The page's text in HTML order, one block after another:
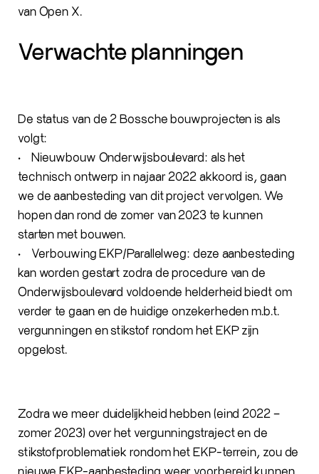
van Open X.
Verwachte planningen
De status van de 2 Bossche bouwprojecten is als
volgt:
• Nieuwbouw Onderwijsboulevard: als het
technisch ontwerp in najaar 2022 akkoord is, gaan
we de aanbesteding van dit project vervolgen. We
hopen dan rond de zomer van 2023 te kunnen
starten met bouwen.
• Verbouwing EKP/Parallelweg: deze aanbesteding
kan worden gestart zodra de procedure van de
Onderwijsboulevard voldoende helderheid biedt om
verder te gaan en de huidige onzekerheden m.b.t.
vergunningen en stikstof rondom het EKP zijn
opgelost.
Zodra we meer duidelijkheid hebben (eind 2022 –
zomer 2023) over het vergunningstraject en de
stikstofproblematiek rondom het EKP-terrein, zou de
nieuwe EKP-aanbesteding weer voorbereid kunnen